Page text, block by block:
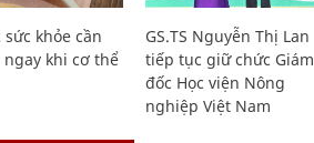
sức khỏe cần
khi cơ thể
GS.TS Nguyễn Thị Lan
tiếp tục giữ chức Giám
đốc Học viện Nông
nghiệp Việt Nam